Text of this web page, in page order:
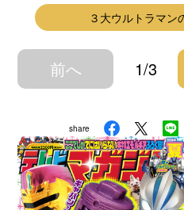
３大ウルトラマン
前へ 1/3
share